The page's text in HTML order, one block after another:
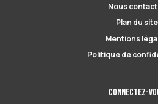
Nous
Plan du site
Mentions
Politique de
Connectez-